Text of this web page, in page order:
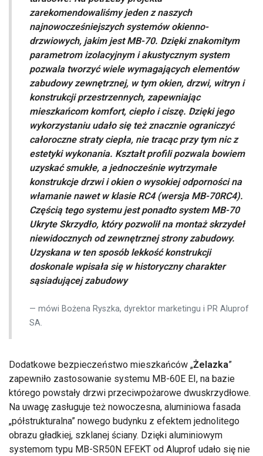
zarekomendowaliśmy jeden z naszych
najnowocześniejszych systemów okienno-
drzwiowych, jakim jest MB-70. Dzięki znakomitym
parametrom izolacyjnym i akustycznym system
pozwala tworzyć wiele wymagających elementów
zabudowy zewnętrznej, w tym okien, drzwi, witryn i
konstrukcji przestrzennych, zapewniając
mieszkańcom komfort, ciepło i ciszę. Dzięki jego
wykorzystaniu udało się też znacznie ograniczyć
całoroczne straty ciepła, nie tracąc przy tym nic z
estetyki wykonania. Kształt profili pozwala bowiem
uzyskać smukłe, a jednocześnie wytrzymałe
konstrukcje drzwi i okien o wysokiej odporności na
włamanie nawet w klasie RC4 (wersja MB-70RC4).
Częścią tego systemu jest ponadto system MB-70
Ukryte Skrzydło, który pozwolił na montaż skrzydeł
niewidocznych od zewnętrznej strony zabudowy.
Uzyskana w ten sposób lekkość konstrukcji
doskonale wpisała się w historyczny charakter
sąsiadującej zabudowy
mówi Bożena Ryszka, dyrektor marketingu i PR Aluprof
SA.
Dodatkowe bezpieczeństwo mieszkańców „Żelazka”
zapewniło zastosowanie systemu MB-60E EI, na bazie
którego powstały drzwi przeciwpożarowe dwuskrzydłowe.
Na uwagę zasługuje też nowoczesna, aluminiowa fasada
„półstrukturalna” nowego budynku z efektem jednolitego
obrazu gładkiej, szklanej ściany. Dzięki aluminiowym
systemom typu MB-SR50N EFEKT od Aluprof udało się nie